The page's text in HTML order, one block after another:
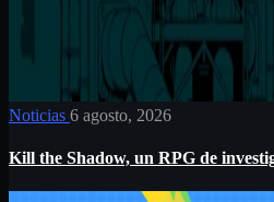
Noticias 6 agosto, 2026
Kill the Shadow, un RPG de